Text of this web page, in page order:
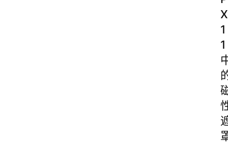
X
1
1